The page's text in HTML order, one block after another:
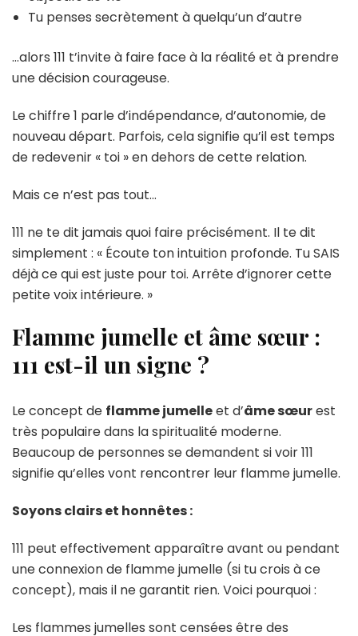
Tu penses secrètement à quelqu’un d’autre
…alors 111 t’invite à faire face à la réalité et à prendre
une décision courageuse.
Le chiffre 1 parle d’indépendance, d’autonomie, de
nouveau départ. Parfois, cela signifie qu’il est temps
de redevenir « toi » en dehors de cette relation.
Mais ce n’est pas tout…
111 ne te dit jamais quoi faire précisément. Il te dit
simplement : « Écoute ton intuition profonde. Tu SAIS
déjà ce qui est juste pour toi. Arrête d’ignorer cette
petite voix intérieure. »
Flamme jumelle et âme sœur :
111 est-il un signe ?
Le concept de flamme jumelleet d’âme sœurest
très populaire dans la spiritualité moderne.
Beaucoup de personnes se demandent si voir 111
signifie qu’elles vont rencontrer leur flamme jumelle.
Soyons clairs et honnêtes :
111 peut effectivement apparaître avant ou pendant
une connexion de flamme jumelle (si tu crois à ce
concept), mais il ne garantit rien. Voici pourquoi :
Les flammes jumelles sont censées être des